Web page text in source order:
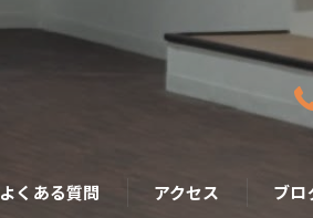
よくある質問 アクセス ブロ